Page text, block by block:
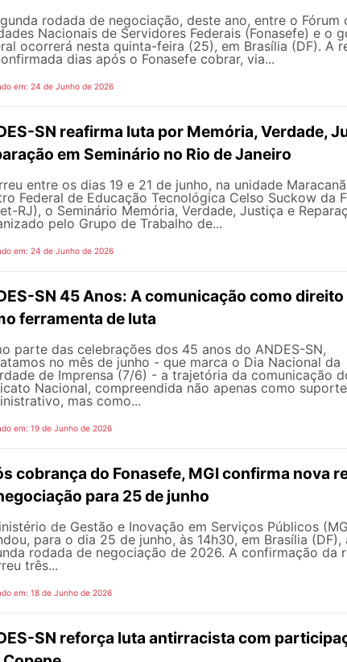
rodada de negociação, deste ano, entre o Fórum
Nacionais de Servidores Federais (Fonasefe) e o
ocorrerá nesta quinta-feira (25), em Brasília (DF). A
dias após o Fonasefe cobrar, via...
em: 24 de Junho de 2026
SN reafirma luta por Memória, Verdade,
em Seminário no Rio de Janeiro
entre os dias 19 e 21 de junho, na unidade
Federal de Educação Tecnológica Celso Suckow da
RJ), o Seminário Memória, Verdade, Justiça e
pelo Grupo de Trabalho de...
em: 24 de Junho de 2026
SN 45 Anos: A comunicação como direito
ferramenta de luta
parte das celebrações dos 45 anos do ANDES-SN,
no mês de junho - que marca o Dia Nacional da
de Imprensa (7/6) - a trajetória da comunicação
Nacional, compreendida não apenas como suporte
mas como...
em: 19 de Junho de 2026
cobrança do Fonasefe, MGI confirma nova
para 25 de junho
de Gestão e Inovação em Serviços Públicos
para o dia 25 de junho, às 14h30, em Brasília (DF),
rodada de negociação de 2026. A confirmação da
três...
em: 18 de Junho de 2026
SN reforça luta antirracista com